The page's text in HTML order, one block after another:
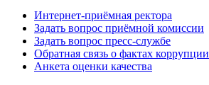
Интернет-приёмная ректора
Задать вопрос приёмной комиссии
Задать вопрос пресс-службе
Обратная связь о фактах коррупции
Анкета оценки качества